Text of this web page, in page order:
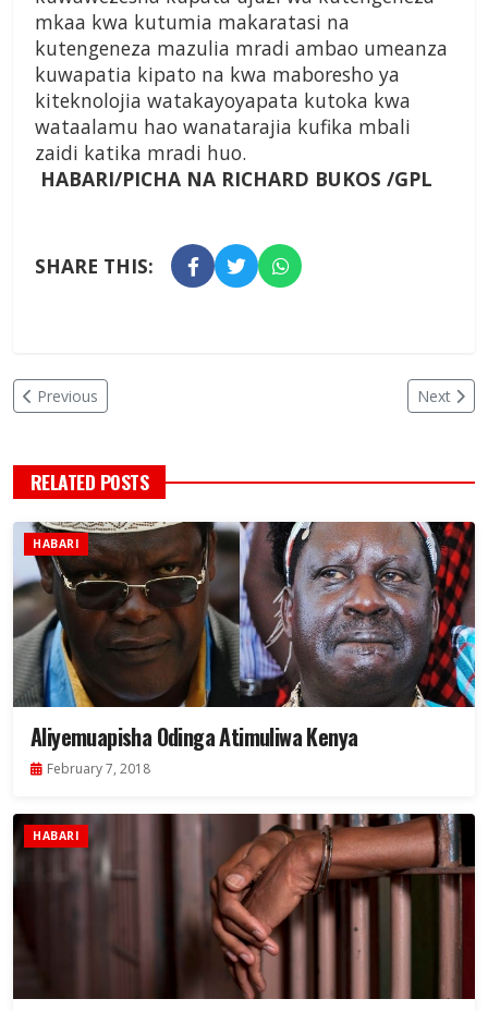
mkaa kwa kutumia makaratasi na
kutengeneza mazulia mradi ambao umeanza
kuwapatia kipato na kwa maboresho ya
kiteknolojia watakayoyapata kutoka kwa
wataalamu hao wanatarajia kufika mbali
zaidi katika mradi huo.
HABARI/PICHA NA RICHARD BUKOS /GPL
SHARE THIS:
Previous Next
RELATED POSTS
HABARI
Aliyemuapisha Odinga Atimuliwa Kenya
February 7, 2018
HABARI